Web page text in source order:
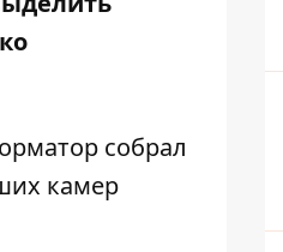
собрал
камер